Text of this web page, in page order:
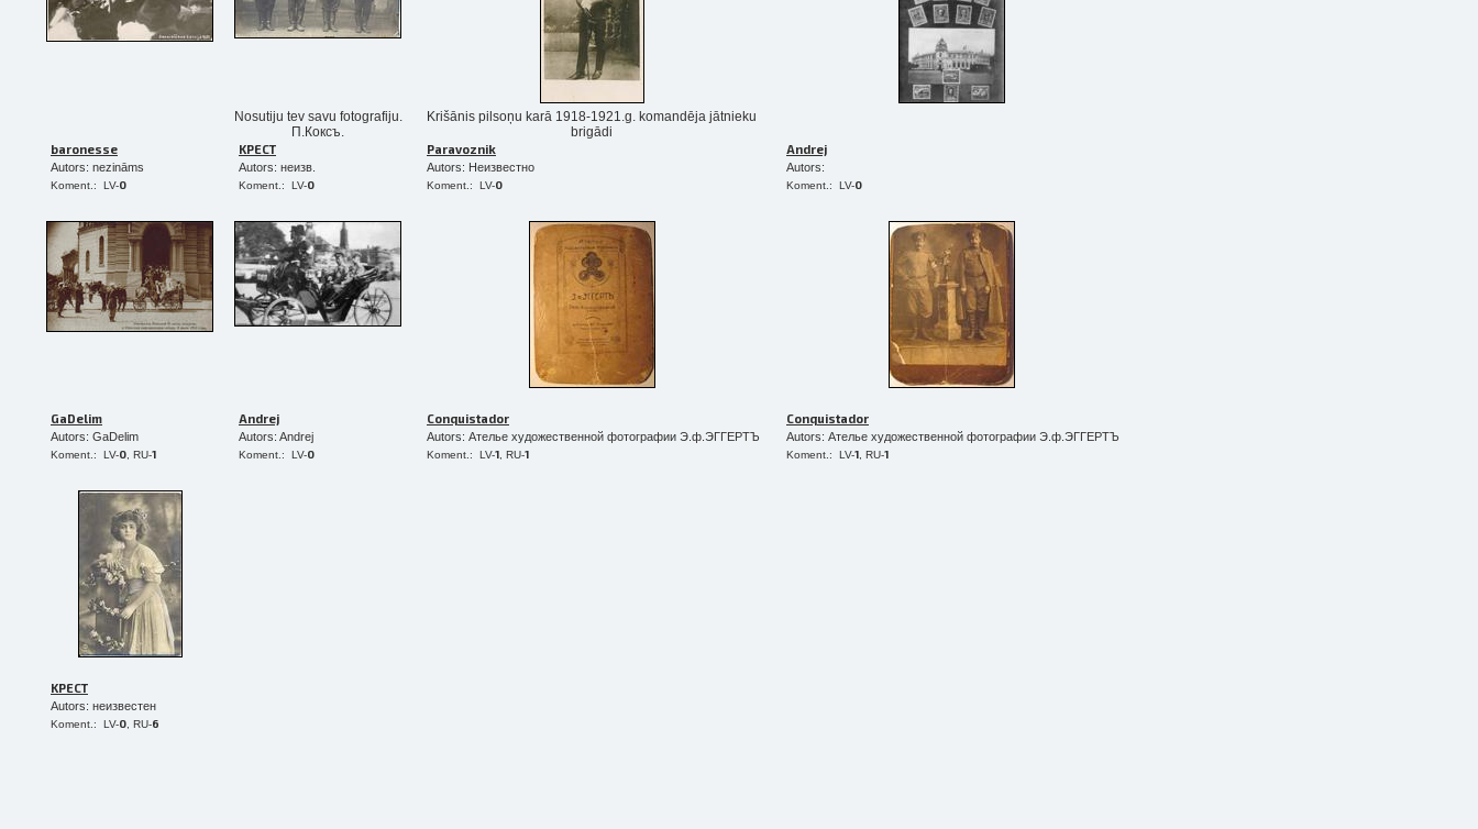
Dažādi formāti un papīra veidi jūsu foto
Piegāde visā Latvijā vai saņemšana klātienē
Nosutiju tev savu fotografiju.
П.Коксъ.
Krišānis pilsoņu karā 1918-1921.g. komandēja jātnieku
brigādi
baronesse
Autors: nezināms
Koment.: LV-0
KPECT
Autors: неизв.
Koment.: LV-0
Paravoznik
Autors: Неизвестно
Koment.: LV-0
Andrej
Autors:
Koment.: LV-0
GaDelim
Autors: GaDelim
Koment.: LV-0 , RU-1
Andrej
Autors: Andrej
Koment.: LV-0
Conquistador
Autors: Ателье художественной фотографии Э.ф.ЭГГЕРТЪ
Koment.: LV-1 , RU-1
Conquistador
Autors: Ателье художественной фотографии Э.ф.ЭГГЕРТЪ
Koment.: LV-1 , RU-1
KPECT
Autors: неизвестен
Koment.: LV-0 , RU-6